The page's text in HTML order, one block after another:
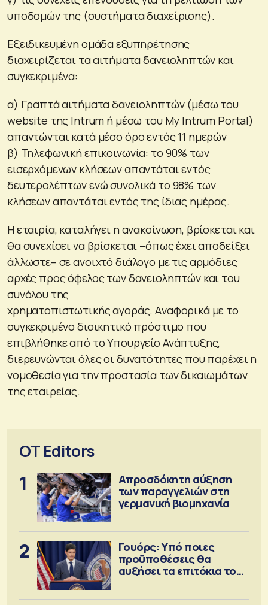
υποδομών της (συστήματα διαχείρισης).
Εξειδικευμένη ομάδα εξυπηρέτησης
διαχειρίζεται τα αιτήματα δανειοληπτών και
συγκεκριμένα:
α) Γραπτά αιτήματα δανειοληπτών (μέσω του
website της Intrum ή μέσω του My Intrum Portal)
απαντώνται κατά μέσο όρο εντός 11 ημερών
β) Τηλεφωνική επικοινωνία: το 90% των
εισερχόμενων κλήσεων απαντάται εντός
δευτερολέπτων ενώ συνολικά το 98% των
κλήσεων απαντάται εντός της ίδιας ημέρας.
Η εταιρία, καταλήγει η ανακοίνωση, βρίσκεται και
θα συνεχίσει να βρίσκεται –όπως έχει αποδείξει
άλλωστε– σε ανοιχτό διάλογο με τις αρμόδιες
αρχές προς όφελος των δανειοληπτών και του
συνόλου της
χρηματοπιστωτικής αγοράς. Aναφορικά με το
συγκεκριμένο διοικητικό πρόστιμο που
επιβλήθηκε από το Υπουργείο Ανάπτυξης,
διερευνώνται όλες οι δυνατότητες που παρέχει η
νομοθεσία για την προστασία των δικαιωμάτων
της εταιρείας.
OT Editors
1
Απροσδόκητη αύξηση
των παραγγελιών στη
γερμανική βιομηχανία
2
Γουόρς: Υπό ποιες
προϋποθέσεις θα
αυξήσει τα επιτόκια τον